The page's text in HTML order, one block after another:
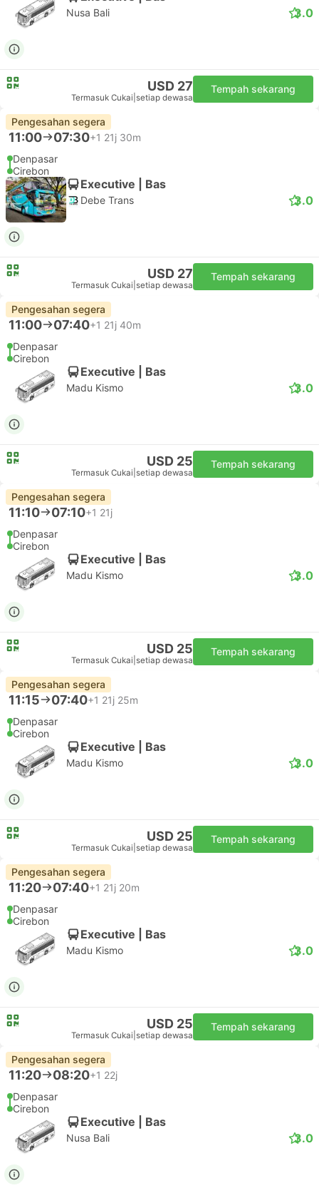
Nusa Bali 3.0
USD 27
Termasuk Cukai setiap dewasa
Tempah sekarang
Pengesahan segera
11:00 07:30+1 21j 30m
Denpasar
Cirebon
Executive | Bas
Debe Trans 3.0
USD 27
Termasuk Cukai setiap dewasa
Tempah sekarang
Pengesahan segera
11:00 07:40+1 21j 40m
Denpasar
Cirebon
Executive | Bas
Madu Kismo 3.0
USD 25
Termasuk Cukai setiap dewasa
Tempah sekarang
Pengesahan segera
11:10 07:10+1 21j
Denpasar
Cirebon
Executive | Bas
Madu Kismo 3.0
USD 25
Termasuk Cukai setiap dewasa
Tempah sekarang
Pengesahan segera
11:15 07:40+1 21j 25m
Denpasar
Cirebon
Executive | Bas
Madu Kismo 3.0
USD 25
Termasuk Cukai setiap dewasa
Tempah sekarang
Pengesahan segera
11:20 07:40+1 21j 20m
Denpasar
Cirebon
Executive | Bas
Madu Kismo 3.0
USD 25
Termasuk Cukai setiap dewasa
Tempah sekarang
Pengesahan segera
11:20 08:20+1 22j
Denpasar
Cirebon
Executive | Bas
Nusa Bali 3.0